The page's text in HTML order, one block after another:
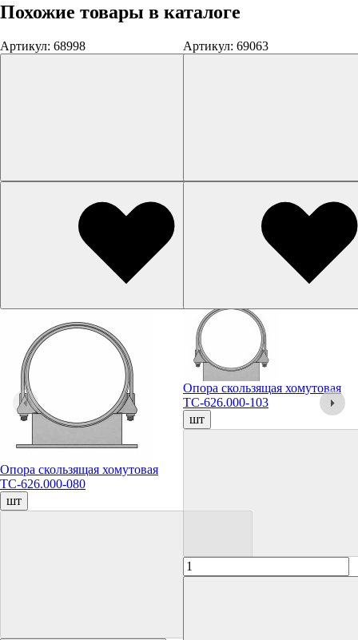
Похожие товары в каталоге
Артикул: 68998
Опора скользящая хомутовая
ТС-626.000-080
шт
Артикул: 69063
Опора скользящая хомутовая
ТС-626.000-103
шт